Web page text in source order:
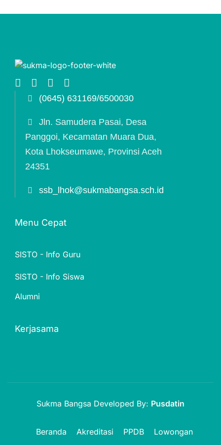
(0645) 631169/6500030
Jln. Samudera Pasai, Desa
Panggoi, Kecamatan Muara Dua,
Kota Lhokseumawe, Provinsi Aceh
24351
ssb_lhok@sukmabangsa.sch.id
Menu Cepat
SISTO - Info Guru
SISTO - Info Siswa
Alumni
Kerjasama
Sukma Bangsa Developed By: Pusdatin
Beranda Akreditasi PPDB Lowongan